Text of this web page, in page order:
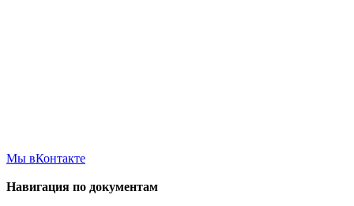
Мы вКонтакте
Навигация по документам